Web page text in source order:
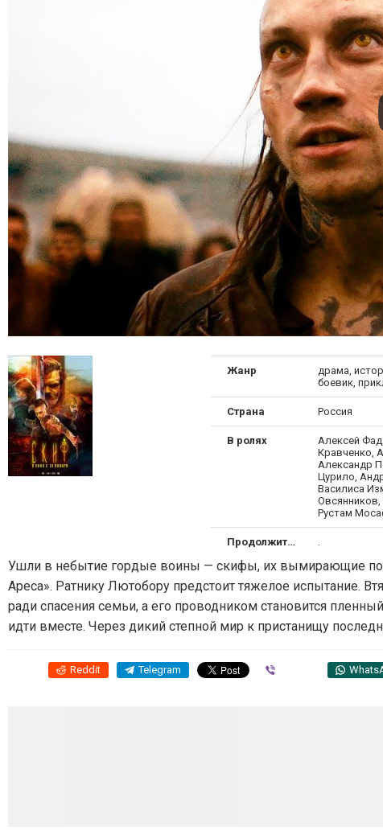
Жанр
драма,
боевик,
Страна Россия
В ролях
Алексей
Кравченко,
Александр
Цурило,
Василиса
Рустам
Продолжительность
Ушли в небытие гордые воины — скифы, их вымирающие
Ареса». Ратнику Лютобору предстоит тяжелое испытание.
ради спасения семьи, а его проводником становится
идти вместе. Через дикий степной мир к пристанищу
Reddit Telegram